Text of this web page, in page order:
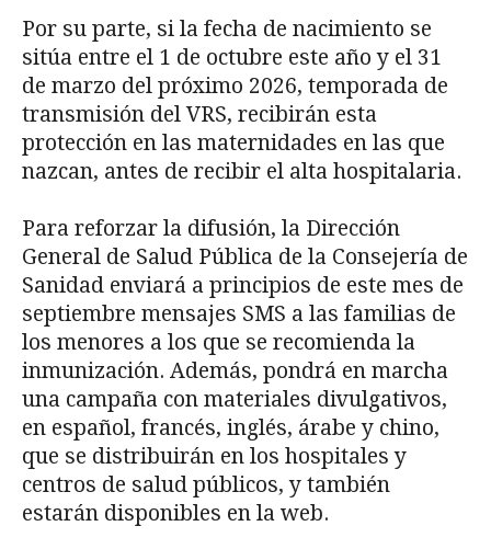
Por su parte, si la fecha de nacimiento se
sitúa entre el 1 de octubre este año y el 31
de marzo del próximo 2026, temporada de
transmisión del VRS, recibirán esta
protección en las maternidades en las que
nazcan, antes de recibir el alta hospitalaria.
Para reforzar la difusión, la Dirección
General de Salud Pública de la Consejería de
Sanidad enviará a principios de este mes de
septiembre mensajes SMS a las familias de
los menores a los que se recomienda la
inmunización. Además, pondrá en marcha
una campaña con materiales divulgativos,
en español, francés, inglés, árabe y chino,
que se distribuirán en los hospitales y
centros de salud públicos, y también
estarán disponibles en la web.